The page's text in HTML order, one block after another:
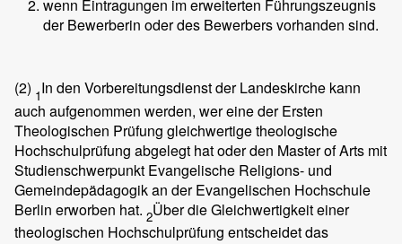
wenn Eintragungen im erweiterten Führungszeugnis
der Bewerberin oder des Bewerbers vorhanden sind.
(2) 1In den Vorbereitungsdienst der Landeskirche kann
auch aufgenommen werden, wer eine der Ersten
Theologischen Prüfung gleichwertige theologische
Hochschulprüfung abgelegt hat oder den Master of Arts mit
Studienschwerpunkt Evangelische Religions- und
Gemeindepädagogik an der Evangelischen Hochschule
Berlin erworben hat. 2Über die Gleichwertigkeit einer
theologischen Hochschulprüfung entscheidet das